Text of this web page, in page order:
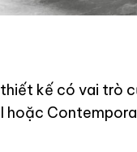
kế có vai trò
hoặc